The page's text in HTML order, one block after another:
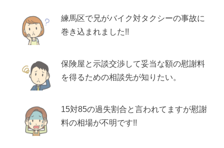
練馬区で兄がバイク対タクシーの事故に
巻き込まれました!!
保険屋と示談交渉して妥当な額の慰謝料
を得るための相談先が知りたい。
15対85の過失割合と言われてますが慰謝
料の相場が不明です!!